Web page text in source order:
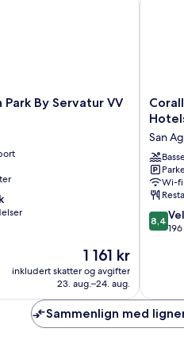
By Servatur VV
Prisen
er
1 161 kr
1 161 kr
inkludert skatter og avgifter
23. aug.–24. aug.
Beach
Hotels
-
Adults
Only
San
San
Wi-
8.4
av
8,4
Sammenlign med